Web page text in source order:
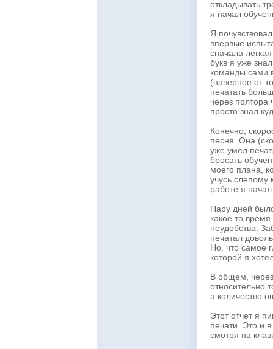
откладывать
я начал
Я
впервые
сначала
букв я уже
команды сами
(наверное от
печатать
через полтора
просто знал
Конечно,
песня. Она
уже умел
бросать
моего плана,
учусь слепому
работе я
Пару дней
какое то
неудобства.
печатал
Но, что самое
которой я
В общем,
относительно
а количество
Этот отчет я
печати. Это и
смотря на